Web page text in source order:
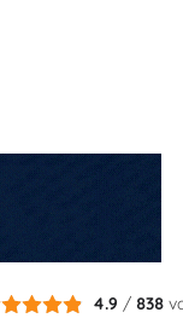
4.9 / 838